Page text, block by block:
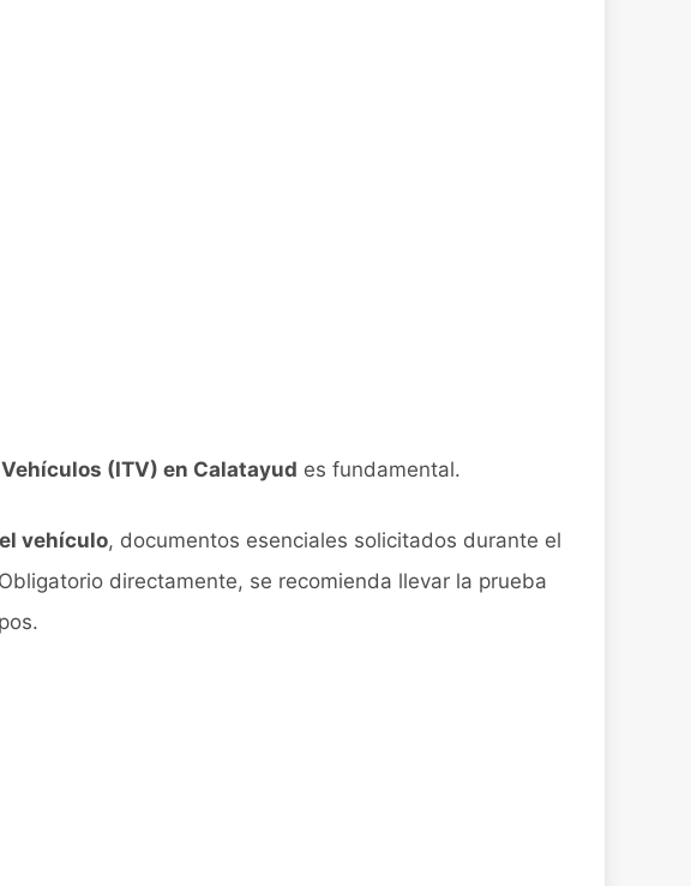
(ITV) en Calatayud es fundamental.
vehículo, documentos esenciales solicitados durante el
directamente, se recomienda llevar la prueba